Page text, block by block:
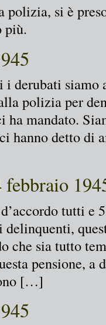
polizia, si è
più.
i derubati
polizia per
ha mandato.
hanno detto di
tutti e
delinquenti,
che sia tutto
pensione, a
[…]